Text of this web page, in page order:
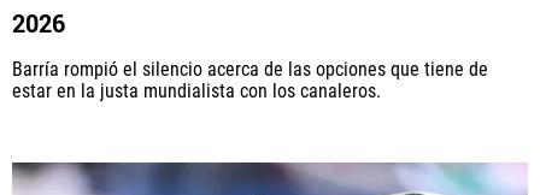
2026
Barría rompió el silencio acerca de las opciones que tiene de
estar en la justa mundialista con los canaleros.